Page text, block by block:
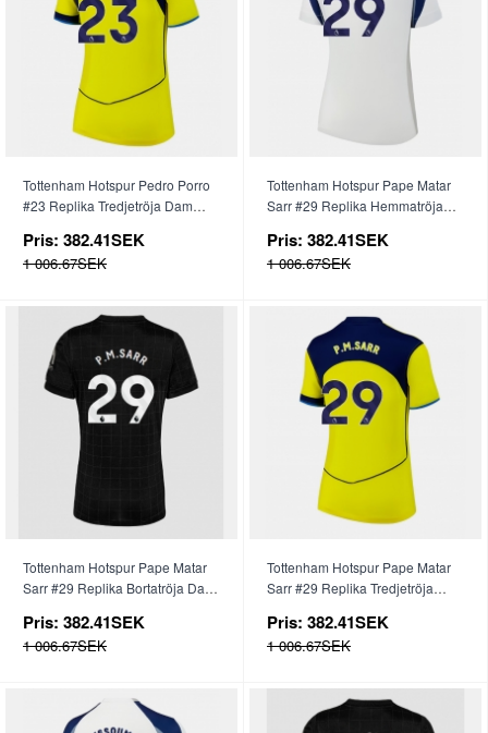
Tottenham Hotspur Pedro Porro
#23 Replika Tredjetröja Dam
Pris: 382.41SEK
1 006.67SEK
Tottenham Hotspur Pape Matar
Sarr #29 Replika Hemmatröja
Pris: 382.41SEK
1 006.67SEK
Tottenham Hotspur Pape Matar
Sarr #29 Replika Bortatröja Dam
Pris: 382.41SEK
1 006.67SEK
Tottenham Hotspur Pape Matar
Sarr #29 Replika Tredjetröja
Pris: 382.41SEK
1 006.67SEK